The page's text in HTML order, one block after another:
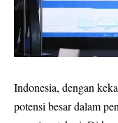
Indonesia, dengan
potensi besar dalam